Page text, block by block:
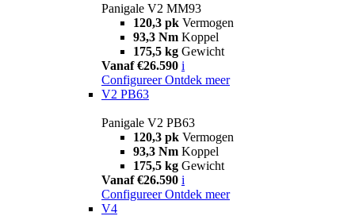
Panigale V2 MM93
120,3 pk Vermogen
93,3 Nm Koppel
175,5 kg Gewicht
Vanaf €26.590 i
Configureer Ontdek meer
V2 PB63
Panigale V2 PB63
120,3 pk Vermogen
93,3 Nm Koppel
175,5 kg Gewicht
Vanaf €26.590 i
Configureer Ontdek meer
V4